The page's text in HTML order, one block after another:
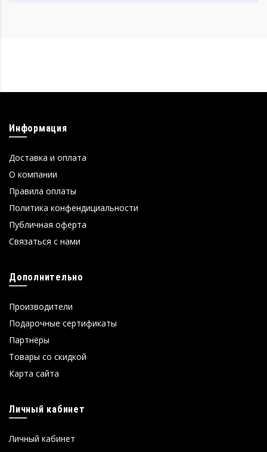
Информация
Доставка и оплата
О компании
Правила оплаты
Политика конфендициальности
Публичная оферта
Связаться с нами
Дополнительно
Производители
Подарочные сертификаты
Партнёры
Товары со скидкой
Карта сайта
Личный кабинет
Личный кабинет